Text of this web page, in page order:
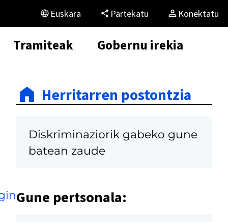
Euskara Partekatu Konektatu
Tramiteak Gobernu irekia
Herritarren postontzia
Diskriminaziorik gabeko gune
batean zaude
Gune pertsonala: